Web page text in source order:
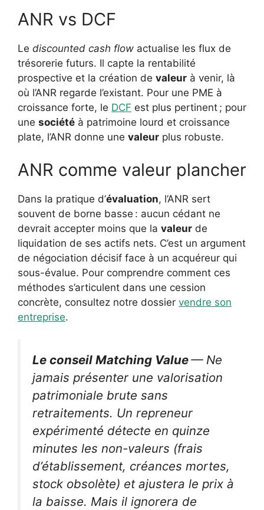
ANR vs DCF
Le discounted cash flow actualise les flux de
trésorerie futurs. Il capte la rentabilité
prospective et la création de valeur à venir, là
où l’ANR regarde l’existant. Pour une PME à
croissance forte, le DCF est plus pertinent ; pour
une société à patrimoine lourd et croissance
plate, l’ANR donne une valeur plus robuste.
ANR comme valeur plancher
Dans la pratique d’évaluation, l’ANR sert
souvent de borne basse : aucun cédant ne
devrait accepter moins que la valeur de
liquidation de ses actifs nets. C’est un argument
de négociation décisif face à un acquéreur qui
sous-évalue. Pour comprendre comment ces
méthodes s’articulent dans une cession
concrète, consultez notre dossier vendre son
entreprise.
Le conseil Matching Value— Ne
jamais présenter une valorisation
patrimoniale brute sans
retraitements. Un repreneur
expérimenté détecte en quinze
minutes les non-valeurs (frais
d’établissement, créances mortes,
stock obsolète) et ajustera le prix à
la baisse. Mais il ignorera de